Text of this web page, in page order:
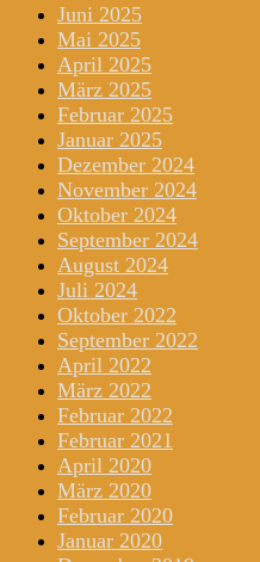
Juni 2025
Mai 2025
April 2025
März 2025
Februar 2025
Januar 2025
Dezember 2024
November 2024
Oktober 2024
September 2024
August 2024
Juli 2024
Oktober 2022
September 2022
April 2022
März 2022
Februar 2022
Februar 2021
April 2020
März 2020
Februar 2020
Januar 2020